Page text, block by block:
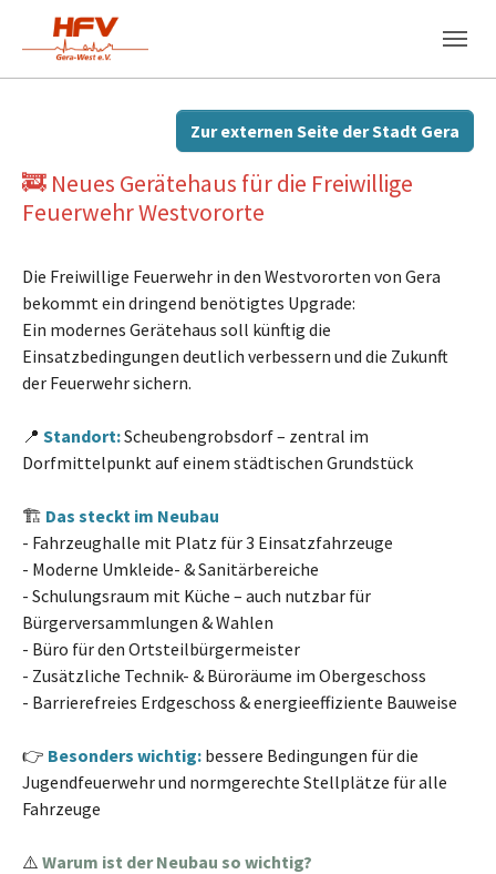
Skip to main navigation
Zum Hauptinhalt springen
Skip to page footer
Zur externen Seite der Stadt Gera
🚒 Neues Gerätehaus für die Freiwillige
Feuerwehr Westvororte
Die Freiwillige Feuerwehr in den Westvororten von Gera
bekommt ein dringend benötigtes Upgrade:
Ein modernes Gerätehaus soll künftig die
Einsatzbedingungen deutlich verbessern und die Zukunft
der Feuerwehr sichern.
📍 Standort:Scheubengrobsdorf – zentral im
Dorfmittelpunkt auf einem städtischen Grundstück
🏗️ Das steckt im Neubau
- Fahrzeughalle mit Platz für 3 Einsatzfahrzeuge
- Moderne Umkleide- & Sanitärbereiche
- Schulungsraum mit Küche – auch nutzbar für
Bürgerversammlungen & Wahlen
- Büro für den Ortsteilbürgermeister
- Zusätzliche Technik- & Büroräume im Obergeschoss
- Barrierefreies Erdgeschoss & energieeffiziente Bauweise
👉 Besonders wichtig: bessere Bedingungen für die
Jugendfeuerwehr und normgerechte Stellplätze für alle
Fahrzeuge
⚠️ Warum ist der Neubau so wichtig?